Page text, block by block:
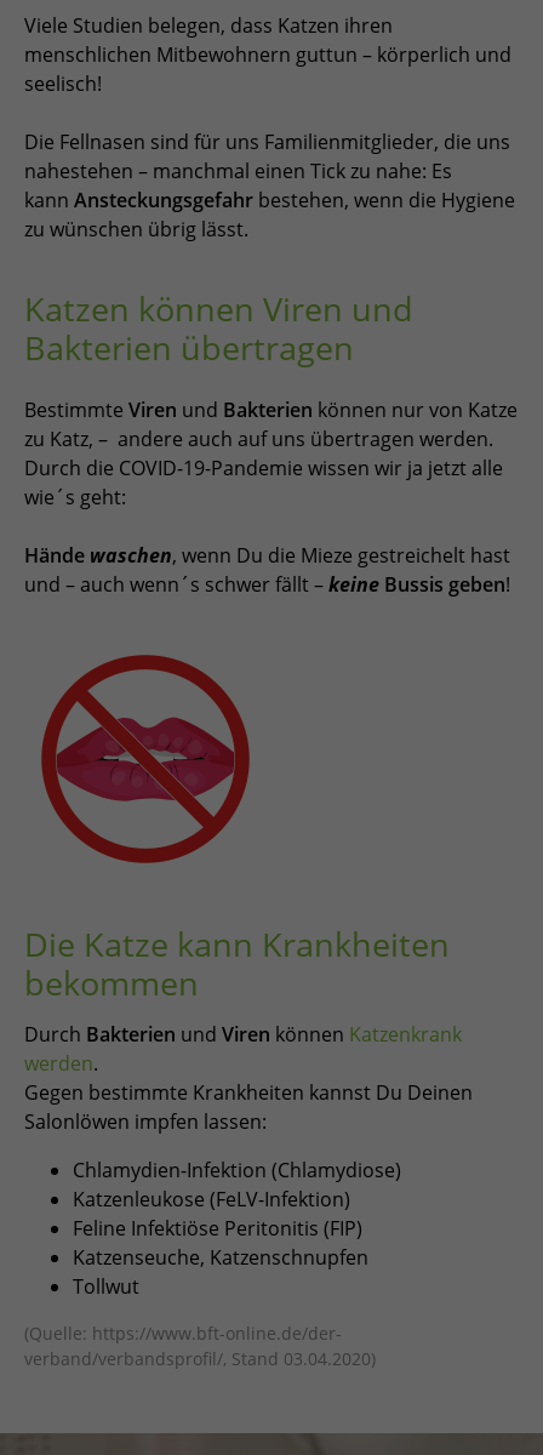
Viele Studien belegen, dass Katzen ihren
menschlichen Mitbewohnern guttun – körperlich und
seelisch!
Die Fellnasen sind für uns Familienmitglieder, die uns
nahestehen – manchmal einen Tick zu nahe: Es
kann Ansteckungsgefahr bestehen, wenn die Hygiene
zu wünschen übrig lässt.
Katzen können Viren und
Bakterien übertragen
Bestimmte Viren und Bakterien können nur von Katze
zu Katz, – andere auch auf uns übertragen werden.
Durch die COVID-19-Pandemie wissen wir ja jetzt alle
wie´s geht:
Hände waschen, wenn Du die Mieze gestreichelt hast
und – auch wenn´s schwer fällt –keine Bussis geben!
Die Katze kann Krankheiten
bekommen
Durch Bakterien und Viren können Katzenkrank
werden.
Gegen bestimmte Krankheiten kannst Du Deinen
Salonlöwen impfen lassen:
Chlamydien-Infektion (Chlamydiose)
Katzenleukose (FeLV-Infektion)
Feline Infektiöse Peritonitis (FIP)
Katzenseuche, Katzenschnupfen
Tollwut
(Quelle: https://www.bft-online.de/der-
verband/verbandsprofil/, Stand 03.04.2020)